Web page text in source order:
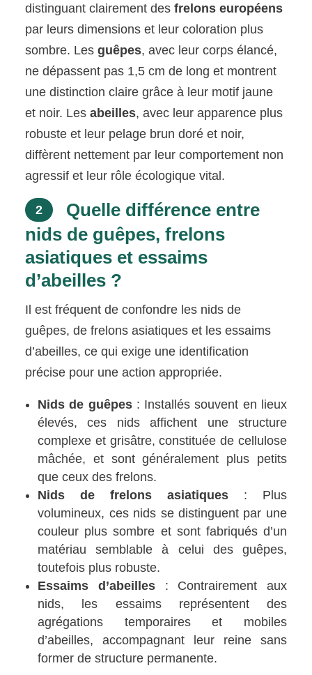
distinguant clairement desfrelons européens
par leurs dimensions et leur coloration plus
sombre. Lesguêpes, avec leur corps élancé,
ne dépassent pas 1,5 cm de long et montrent
une distinction claire grâce à leur motif jaune
et noir. Lesabeilles, avec leur apparence plus
robuste et leur pelage brun doré et noir,
diffèrent nettement par leur comportement non
agressif et leur rôle écologique vital.
2
Quelle différence entre
nids de guêpes, frelons
asiatiques et essaims
d’abeilles ?
Il est fréquent de confondre les nids de
guêpes, de frelons asiatiques et les essaims
d’abeilles, ce qui exige une identification
précise pour une action appropriée.
Nids de guêpes: Installés souvent en lieux
élevés, ces nids affichent une structure
complexe et grisâtre, constituée de cellulose
mâchée, et sont généralement plus petits
que ceux des frelons.
Nids de frelons asiatiques: Plus
volumineux, ces nids se distinguent par une
couleur plus sombre et sont fabriqués d’un
matériau semblable à celui des guêpes,
toutefois plus robuste.
Essaims d’abeilles: Contrairement aux
nids, les essaims représentent des
agrégations temporaires et mobiles
d’abeilles, accompagnant leur reine sans
former de structure permanente.